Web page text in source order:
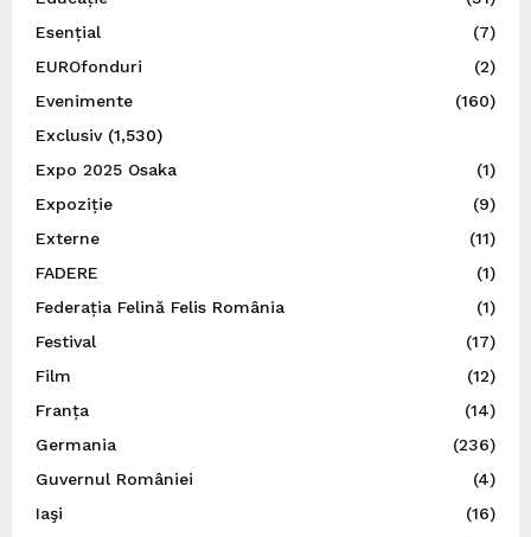
Esențial
(7)
EUROfonduri
(2)
Evenimente
(160)
Exclusiv(1,530)
Expo 2025 Osaka
(1)
Expoziție
(9)
Externe
(11)
FADERE
(1)
Federația Felină Felis România
(1)
Festival
(17)
Film
(12)
Franța
(14)
Germania
(236)
Guvernul României
(4)
Iaşi
(16)